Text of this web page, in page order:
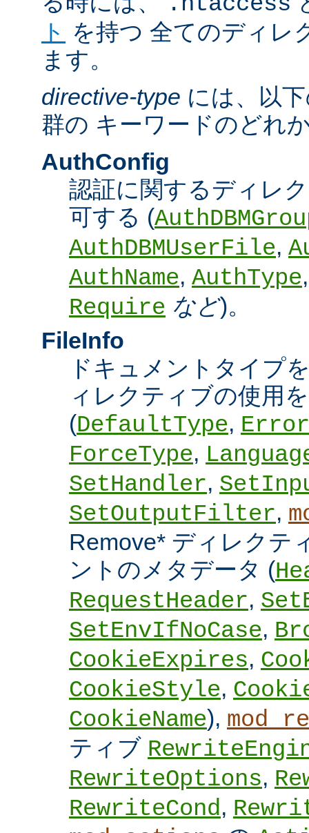
ト を持つ 全てのディレ
ます。
directive-type には、以
群の キーワードのどれ
AuthConfig
認証に関するディレ
可する (
AuthDBMUserFile,
AuthName, AuthType
Require など)。
FileInfo
ドキュメントタイプ
ィレクティブの使用
(DefaultType,
ForceType,
SetHandler,
SetOutputFilter,
Remove* ディレクテ
ントのメタデータ (
RequestHeader,
SetEnvIfNoCase,
CookieExpires,
CookieStyle,
CookieName),
ティブ
RewriteOptions,
RewriteCond,